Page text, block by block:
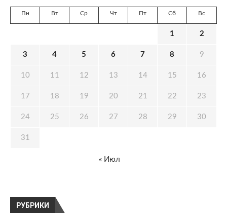
РУБРИКИ
Пн Вт Ср Чт Пт Сб Вс
1 2
3 4 5 6 7 8 9
10 11 12 13 14 15 16
17 18 19 20 21 22 23
24 25 26 27 28 29 30
31
« Июл